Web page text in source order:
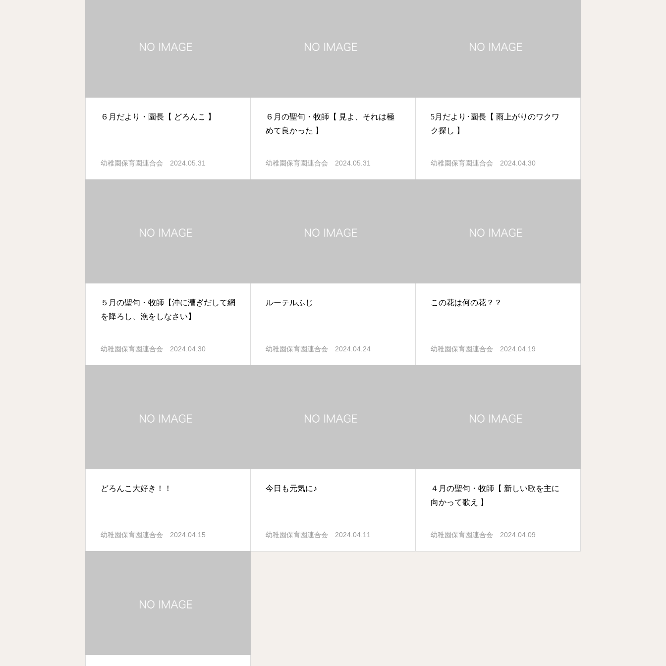
６月だより・園長【 どろんこ 】
幼稚園保育園連合会 2024.05.31
６月の聖句・牧師【 見よ、それは極
めて良かった 】
幼稚園保育園連合会 2024.05.31
5月だより･園長【 雨上がりのワクワ
ク探し 】
幼稚園保育園連合会 2024.04.30
５月の聖句・牧師【沖に漕ぎだして網
を降ろし、漁をしなさい】
幼稚園保育園連合会 2024.04.30
ルーテルふじ
幼稚園保育園連合会 2024.04.24
この花は何の花？？
幼稚園保育園連合会 2024.04.19
どろんこ大好き！！
幼稚園保育園連合会 2024.04.15
今日も元気に♪
幼稚園保育園連合会 2024.04.11
４月の聖句・牧師【 新しい歌を主に
向かって歌え 】
幼稚園保育園連合会 2024.04.09